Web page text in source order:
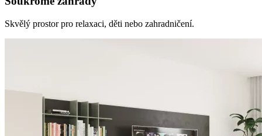
Skvělý prostor pro relaxaci, děti nebo zahradničení.